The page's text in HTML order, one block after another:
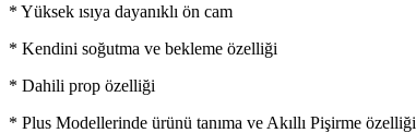
* Yüksek ısıya dayanıklı ön cam
* Kendini soğutma ve bekleme özelliği
* Dahili prop özelliği
* Plus Modellerinde ürünü tanıma ve Akıllı Pişirme özelliği